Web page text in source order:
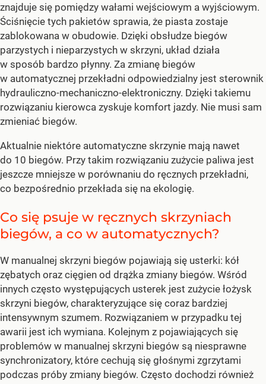
znajduje się pomiędzy wałami wejściowym a wyjściowym.
Ściśnięcie tych pakietów sprawia, że piasta zostaje
zablokowana w obudowie. Dzięki obsłudze biegów
parzystych i nieparzystych w skrzyni, układ działa
w sposób bardzo płynny. Za zmianę biegów
w automatycznej przekładni odpowiedzialny jest sterownik
hydrauliczno-mechaniczno-elektroniczny. Dzięki takiemu
rozwiązaniu kierowca zyskuje komfort jazdy. Nie musi sam
zmieniać biegów.
Aktualnie niektóre automatyczne skrzynie mają nawet
do 10 biegów. Przy takim rozwiązaniu zużycie paliwa jest
jeszcze mniejsze w porównaniu do ręcznych przekładni,
co bezpośrednio przekłada się na ekologię.
Co się psuje w ręcznych skrzyniach
biegów, a co w automatycznych?
W manualnej skrzyni biegów pojawiają się usterki: kół
zębatych oraz cięgien od drążka zmiany biegów. Wśród
innych często występujących usterek jest zużycie łożysk
skrzyni biegów, charakteryzujące się coraz bardziej
intensywnym szumem. Rozwiązaniem w przypadku tej
awarii jest ich wymiana. Kolejnym z pojawiających się
problemów w manualnej skrzyni biegów są niesprawne
synchronizatory, które cechują się głośnymi zgrzytami
podczas próby zmiany biegów. Często dochodzi również